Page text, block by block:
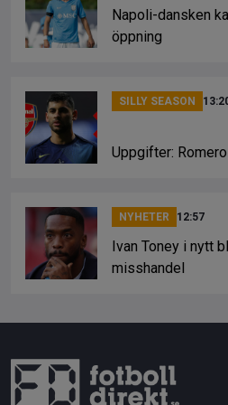
Napoli-dansken
öppning
SILLY SEASON
Uppgifter:
NYHETER 12:57
Ivan Toney i nytt
misshandel